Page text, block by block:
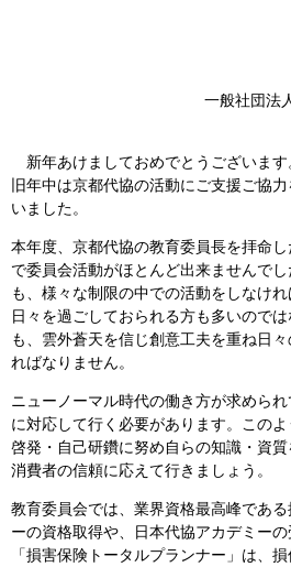
一般社団法
新年あけましておめでとうございます
旧年中は京都代協の活動にご支援ご協
いました。
本年度、京都代協の教育委員長を拝命
で委員会活動がほとんど出来ませんで
も、様々な制限の中での活動をしなけ
日々を過ごしておられる方も多いので
も、雲外蒼天を信じ創意工夫を重ね日
ればなりません。
ニューノーマル時代の働き方が求めら
に対応して行く必要があります。この
啓発・自己研鑽に努め自らの知識・資
消費者の信頼に応えて行きましょう。
教育委員会では、業界資格最高峰であ
ーの資格取得や、日本代協アカデミーの
「損害保険トータルプランナー」は、